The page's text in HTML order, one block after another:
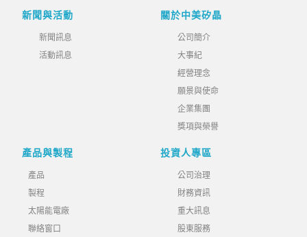
新聞與活動
新聞訊息
活動訊息
關於中美矽晶
公司簡介
大事紀
經營理念
願景與使命
企業集團
獎項與榮譽
產品與製程
產品
製程
太陽能電廠
聯絡窗口
投資人專區
公司治理
財務資訊
重大訊息
股東服務